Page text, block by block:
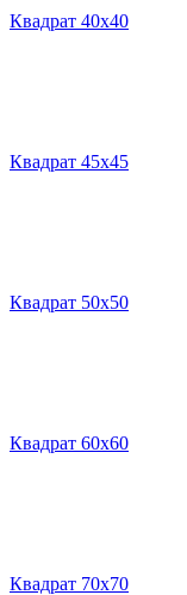
Квадрат 40х40
Квадрат 45х45
Квадрат 50х50
Квадрат 60х60
Квадрат 70х70